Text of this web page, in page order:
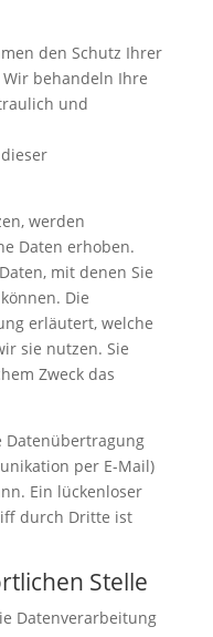
den Schutz Ihrer
behandeln Ihre
und
werden
Daten erhoben.
mit denen Sie
Die
erläutert, welche
sie nutzen. Sie
Zweck das
Datenübertragung
per E-Mail)
Ein lückenloser
durch Dritte ist
Stelle
Datenverarbeitung